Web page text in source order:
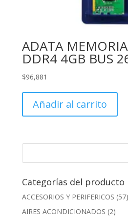
ADATA
DDR4 4GB BUS
$96,881
Añadir al carrito
Categorías del producto
ACCESORIOS Y PERIFERICOS (57)
AIRES ACONDICIONADOS (2)